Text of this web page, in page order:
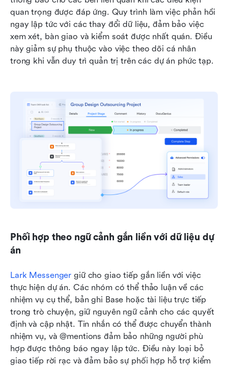
quan trọng được đáp ứng. Quy trình làm việc phản hồi
ngay lập tức với các thay đổi dữ liệu, đảm bảo việc
xem xét, bàn giao và kiểm soát được nhất quán. Điều
này giảm sự phụ thuộc vào việc theo dõi cá nhân
trong khi vẫn duy trì quản trị trên các dự án phức tạp.
Phối hợp theo ngữ cảnh gắn liền với dữ liệu dự
án
Lark Messenger giữ cho giao tiếp gắn liền với việc
thực hiện dự án. Các nhóm có thể thảo luận về các
nhiệm vụ cụ thể, bản ghi Base hoặc tài liệu trực tiếp
trong trò chuyện, giữ nguyên ngữ cảnh cho các quyết
định và cập nhật. Tin nhắn có thể được chuyển thành
nhiệm vụ, và @mentions đảm bảo những người phù
hợp được thông báo ngay lập tức. Điều này loại bỏ
giao tiếp rời rạc và đảm bảo sự phối hợp hỗ trợ kiểm